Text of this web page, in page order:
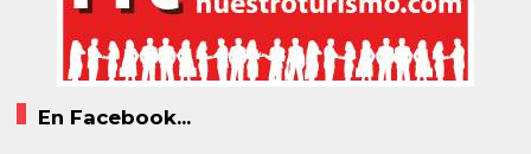
En Facebook...